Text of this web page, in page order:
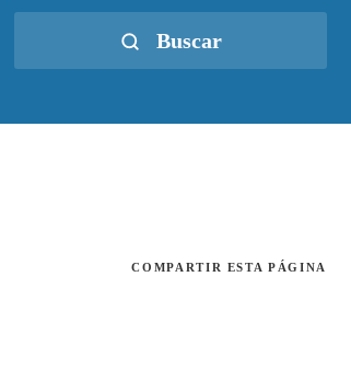
Buscar
COMPARTIR ESTA PÁGINA